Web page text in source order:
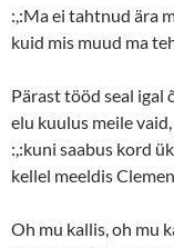
:,:Ma ei tahtnud ära
kuid mis muud ma
Pärast tööd seal igal
elu kuulus meile vaid,
:,:kuni saabus kord
kellel meeldis
Oh mu kallis, oh mu